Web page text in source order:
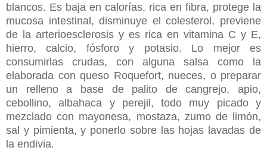
blancos. Es baja en calorías, rica en fibra, protege la
mucosa intestinal, disminuye el colesterol, previene
de la arterioesclerosis y es rica en vitamina C y E,
hierro, calcio, fósforo y potasio. Lo mejor es
consumirlas crudas, con alguna salsa como la
elaborada con queso Roquefort, nueces, o preparar
un relleno a base de palito de cangrejo, apio,
cebollino, albahaca y perejil, todo muy picado y
mezclado con mayonesa, mostaza, zumo de limón,
sal y pimienta, y ponerlo sobre las hojas lavadas de
la endivia.